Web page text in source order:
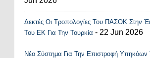
Δεκτές Οι Τροπολογίες Του ΠΑΣΟΚ Στην
Του ΕΚ Για Την Τουρκία - 22 Jun 2026
Νέο Σύστημα Για Την Επιστροφή